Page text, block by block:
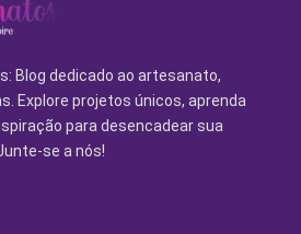
Blog dedicado ao artesanato,
Explore projetos únicos, aprenda
para desencadear sua
se a nós!